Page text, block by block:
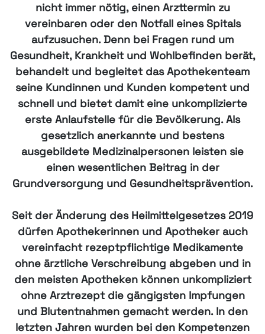
nicht immer nötig, einen Arzttermin zu
vereinbaren oder den Notfall eines Spitals
aufzusuchen. Denn bei Fragen rund um
Gesundheit, Krankheit und Wohlbefinden berät,
behandelt und begleitet das Apothekenteam
seine Kundinnen und Kunden kompetent und
schnell und bietet damit eine unkomplizierte
erste Anlaufstelle für die Bevölkerung. Als
gesetzlich anerkannte und bestens
ausgebildete Medizinalpersonen leisten sie
einen wesentlichen Beitrag in der
Grundversorgung und Gesundheitsprävention.
Seit der Änderung des Heilmittelgesetzes 2019
dürfen Apothekerinnen und Apotheker auch
vereinfacht rezeptpflichtige Medikamente
ohne ärztliche Verschreibung abgeben und in
den meisten Apotheken können unkompliziert
ohne Arztrezept die gängigsten Impfungen
und Blutentnahmen gemacht werden. In den
letzten Jahren wurden bei den Kompetenzen